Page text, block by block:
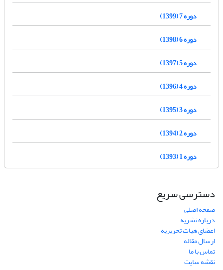
دوره 7 (1399)
دوره 6 (1398)
دوره 5 (1397)
دوره 4 (1396)
دوره 3 (1395)
دوره 2 (1394)
دوره 1 (1393)
دسترسی سریع
صفحه اصلی
درباره نشریه
اعضای هیات تحریریه
ارسال مقاله
تماس با ما
نقشه سایت